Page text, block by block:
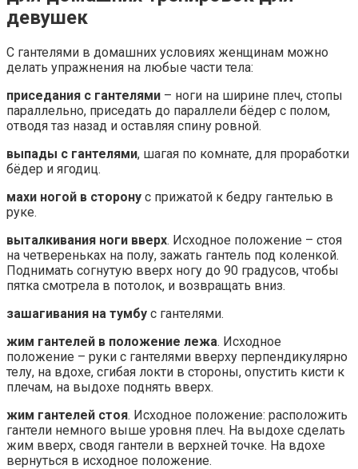
девушек
С гантелями в домашних условиях женщинам можно
делать упражнения на любые части тела:
приседания с гантелями – ноги на ширине плеч, стопы
параллельно, приседать до параллели бёдер с полом,
отводя таз назад и оставляя спину ровной.
выпады с гантелями, шагая по комнате, для проработки
бёдер и ягодиц.
махи ногой в сторону с прижатой к бедру гантелью в
руке.
выталкивания ноги вверх. Исходное положение – стоя
на четвереньках на полу, зажать гантель под коленкой.
Поднимать согнутую вверх ногу до 90 градусов, чтобы
пятка смотрела в потолок, и возвращать вниз.
зашагивания на тумбу с гантелями.
жим гантелей в положение лежа. Исходное
положение – руки с гантелями вверху перпендикулярно
телу, на вдохе, сгибая локти в стороны, опустить кисти к
плечам, на выдохе поднять вверх.
жим гантелей стоя. Исходное положение: расположить
гантели немного выше уровня плеч. На выдохе сделать
жим вверх, сводя гантели в верхней точке. На вдохе
вернуться в исходное положение.